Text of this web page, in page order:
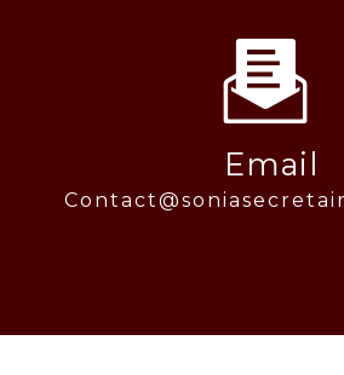
Email